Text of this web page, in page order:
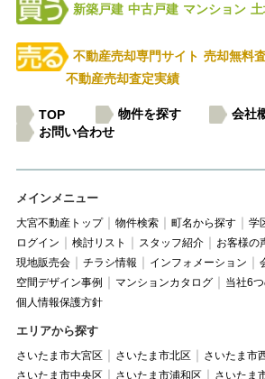
新築戸建 中古戸建 マンション
不動産売却専門サイト 売却無料
不動産売却査定実績
TOP 物件を探す 会社
お問い合わせ
メインメニュー
大宮不動産トップ 物件検索 町名から探す 学
ログイン
検討リスト スタッフ紹介 お客様の
現地販売会
チラシ情報 インフォメーション
空間デザイン事例
マンションカタログ 当社6
個人情報保護方針
エリアから探す
さいたま市大宮区 さいたま市北区
さいたま市
さいたま市中央区
さいたま市浦和区 さいたま